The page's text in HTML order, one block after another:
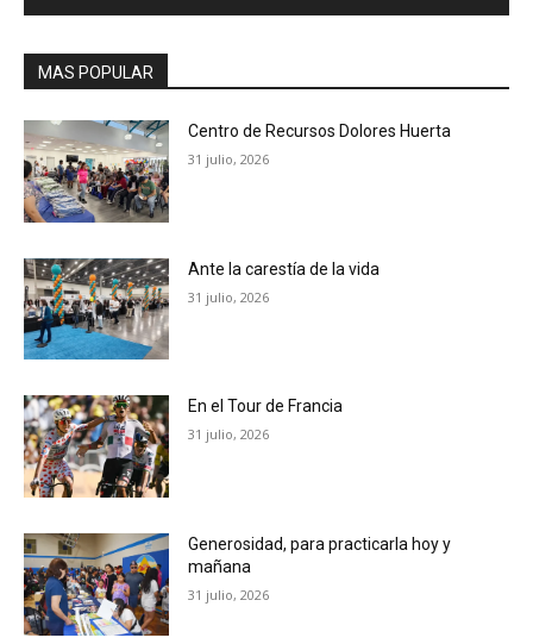
MAS POPULAR
Centro de Recursos Dolores Huerta
31 julio, 2026
Ante la carestía de la vida
31 julio, 2026
En el Tour de Francia
31 julio, 2026
Generosidad, para practicarla hoy y
mañana
31 julio, 2026